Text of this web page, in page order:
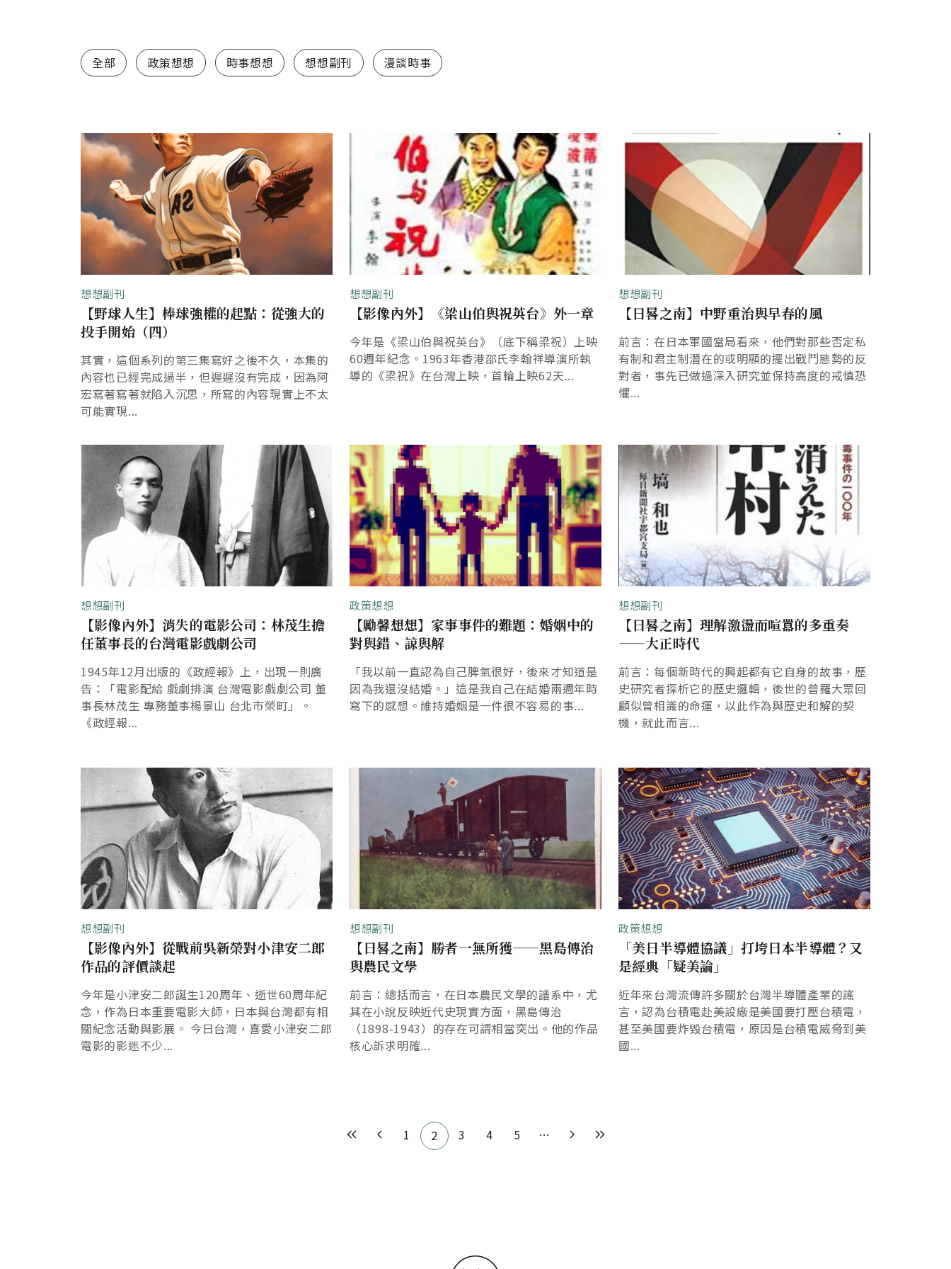
想想1.0（舊站）
全部 政策想想 時事想想 想想副刊 漫談時事
想想副刊
【野球人生】棒球強權的起點：從強大的
投手開始（四）
其實，這個系列的第三集寫好之後不久，本集的
內容也已經完成過半，但遲遲沒有完成，因為阿
宏寫著寫著就陷入沉思，所寫的內容現實上不太
可能實現...
想想副刊
【影像內外】《梁山伯與祝英台》外一章
今年是《梁山伯與祝英台》（底下稱梁祝）上映
60週年紀念。1963年香港邵氏李翰祥導演所執
導的《梁祝》在台灣上映，首輪上映62天...
想想副刊
【日晷之南】中野重治與早春的風
前言：在日本軍國當局看來，他們對那些否定私
有制和君主制潛在的或明顯的擺出戰鬥態勢的反
對者，事先已做過深入研究並保持高度的戒慎恐
懼...
想想副刊
【影像內外】消失的電影公司：林茂生擔
任董事長的台灣電影戲劇公司
1945年12月出版的《政經報》上，出現一則廣
告：「電影配給 戲劇排演 台灣電影戲劇公司 董
事長林茂生 專務董事楊景山 台北市榮町」。
《政經報...
政策想想
【勵馨想想】家事事件的難題：婚姻中的
對與錯、諒與解
「我以前一直認為自己脾氣很好，後來才知道是
因為我還沒結婚。」這是我自己在結婚兩週年時
寫下的感想。維持婚姻是一件很不容易的事...
想想副刊
【日晷之南】理解激盪而喧囂的多重奏
——大正時代
前言：每個新時代的興起都有它自身的故事，歷
史研究者探析它的歷史邏輯，後世的普羅大眾回
顧似曾相識的命運，以此作為與歷史和解的契
機，就此而言...
想想副刊
【影像內外】從戰前吳新榮對小津安二郎
作品的評價談起
今年是小津安二郎誕生120周年、逝世60周年紀
念，作為日本重要電影大師，日本與台灣都有相
關紀念活動與影展。 今日台灣，喜愛小津安二郎
電影的影迷不少...
想想副刊
【日晷之南】勝者一無所獲——黑島傳治
與農民文學
前言：總括而言，在日本農民文學的譜系中，尤
其在小說反映近代史現實方面，黑島傳治
（1898-1943）的存在可謂相當突出。他的作品
核心訴求明確...
政策想想
「美日半導體協議」打垮日本半導體？又
是經典「疑美論」
近年來台灣流傳許多關於台灣半導體產業的謠
言，認為台積電赴美設廠是美國要打壓台積電，
甚至美國要炸毀台積電，原因是台積電威脅到美
國...
1 2 3 4 5 …